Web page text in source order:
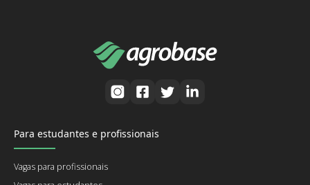
Para estudantes e profissionais
Vagas para profissionais